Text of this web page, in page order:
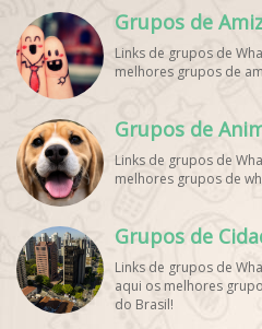
Grupos de
Links de grupos de
melhores grupos de
Grupos de
Links de grupos de
melhores grupos de
Grupos de
Links de grupos de
aqui os melhores
do Brasil!